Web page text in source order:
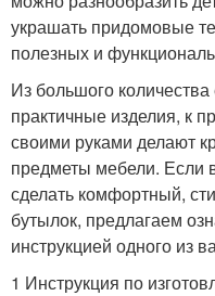
украшать придомовые
полезных и
Из большого
практичные изделия, к
своими руками делают
предметы мебели. Если
сделать комфортный,
бутылок, предлагаем
инструкцией одного из
1 Инструкция по